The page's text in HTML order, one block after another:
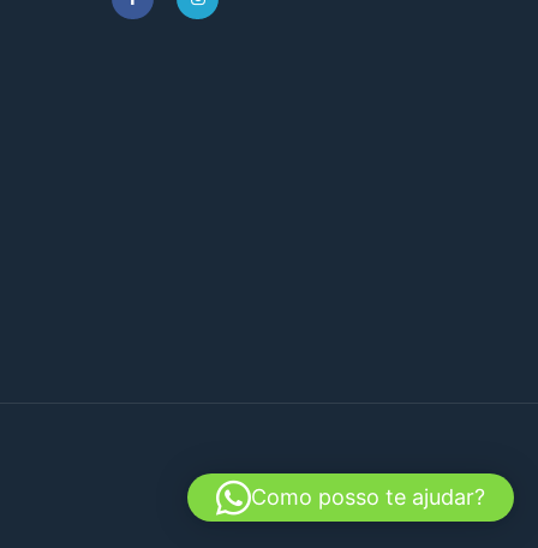
Como posso te ajudar?